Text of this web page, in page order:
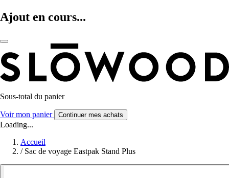
Ajout en cours...
Sous-total du panier
Voir mon panier Continuer mes achats
Loading...
Accueil
/ Sac de voyage Eastpak Stand Plus